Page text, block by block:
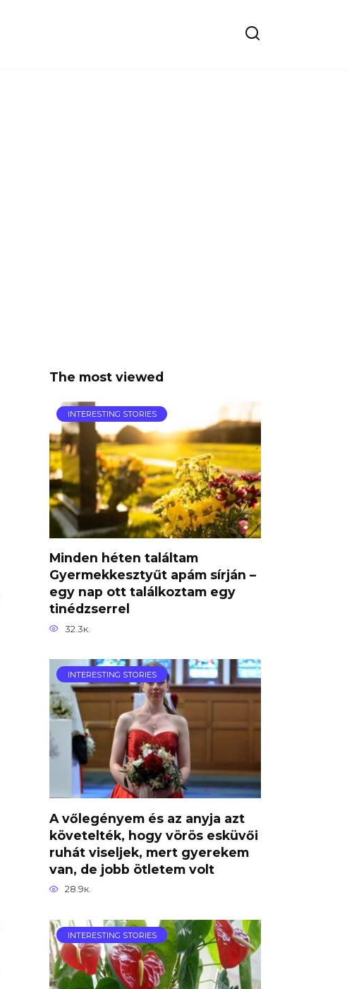
The most viewed
INTERESTING STORIES
Minden héten találtam
Gyermekkesztyűt apám sírján –
egy nap ott találkoztam egy
tinédzserrel
32.3к.
INTERESTING STORIES
A vőlegényem és az anyja azt
követelték, hogy vörös esküvői
ruhát viseljek, mert gyerekem
van, de jobb ötletem volt
28.9к.
INTERESTING STORIES